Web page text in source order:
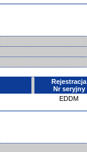
Rejestracja
Nr seryjny
EDDM